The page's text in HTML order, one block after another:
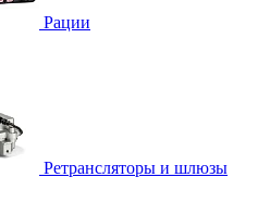
Рации
Ретрансляторы и шлюзы